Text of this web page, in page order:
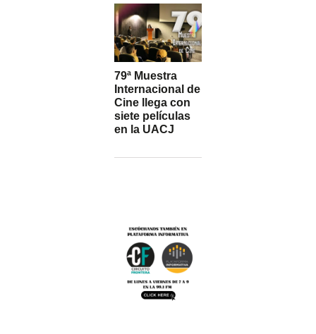
79ª Muestra
Internacional de
Cine llega con
siete películas
en la UACJ